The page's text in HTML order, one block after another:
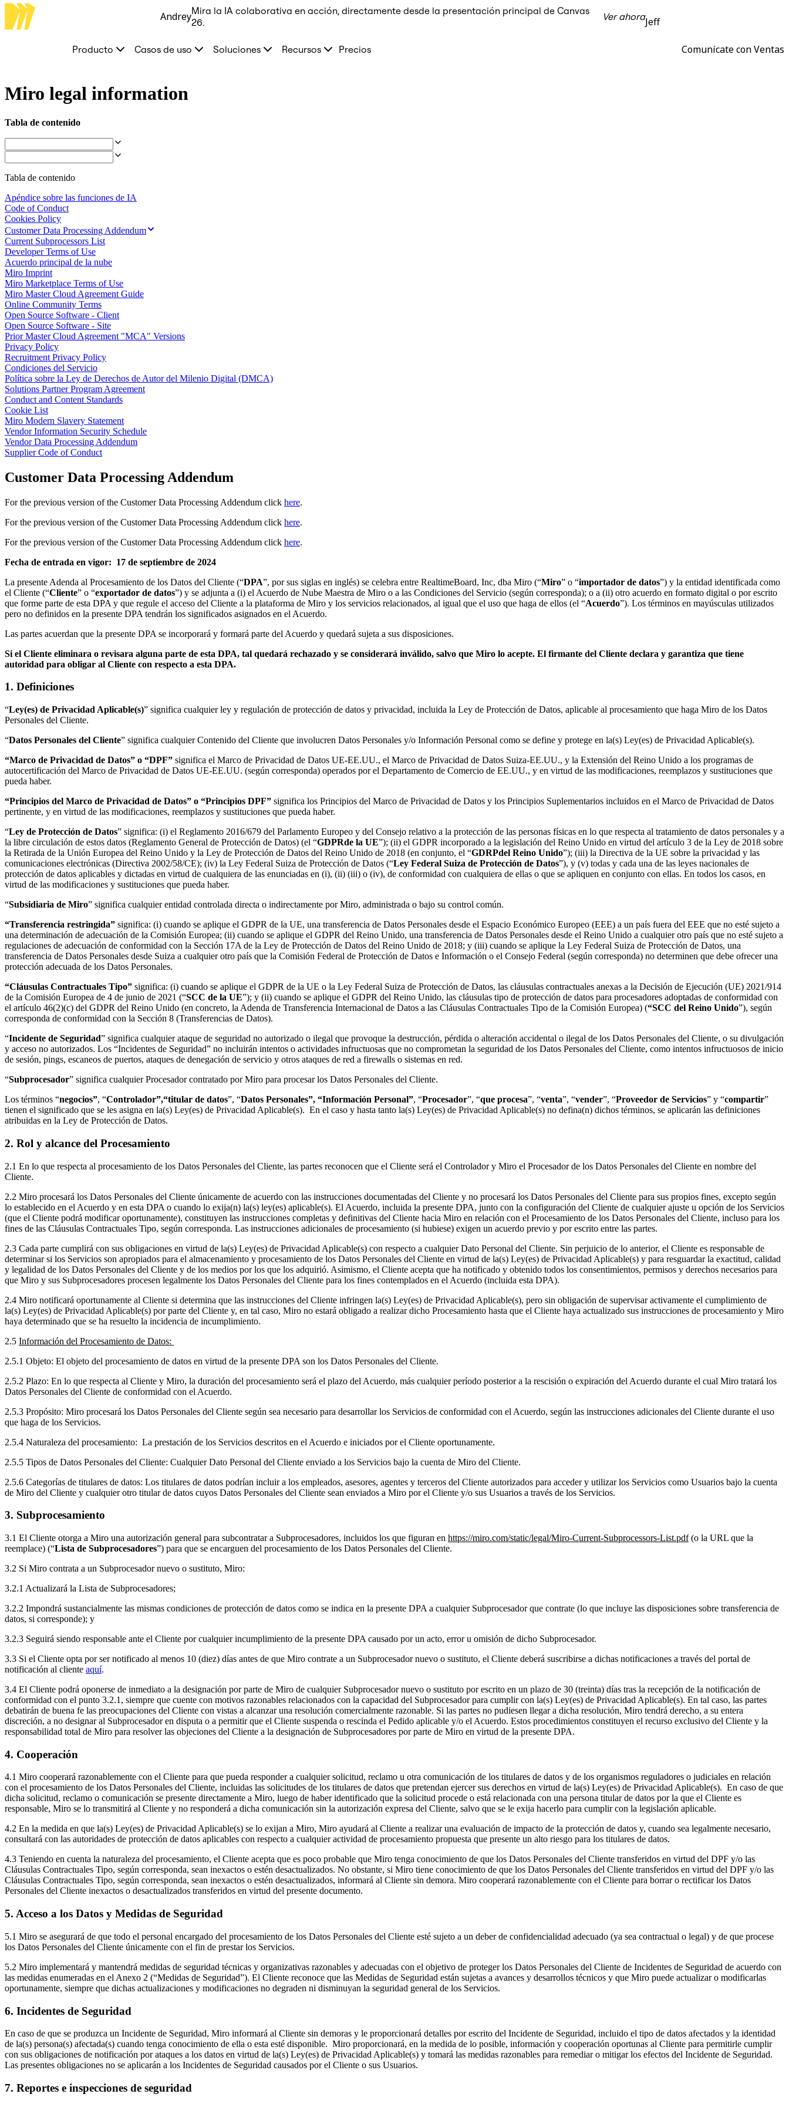
Producto
Flujos
Descripción general de IA
AI Workflows
Servidor MCP
Planes de acción
Integraciones
Seguridad
Plataforma para desarrolladores
Formatos
Pizarra
Diagramas
Kanban
Cronogramas
Tablas
Documentos
Diapositivas
Casos de uso
Destacados
Explora los manuales de IA
General
Diagramas
Talleres
Lluvia de ideas
Mapas mentales
Diagramas de flujo
Especializados
Creación de roadmaps
Mapeo de procesos
Prototipos y wireframes
Mapas de recorrido del cliente
Miro Design Workshops
Planificación de objetivos
Soluciones
Por segmento empresarial
Enterprise
Pequeña empresa
Startups
Por sector
Digital
Servicios profesionales
Fabricación
Comercio minorista
Servicios financieros
Ciencias de la vida y farmacéutica
Ingeniería
Liderazgo y operaciones de producto
Operaciones
Marketing
Por iniciativa estratégica
Sistema operativo de producto
Experiencia digital del empleado
Experiencia del cliente y diseño de servicios
Recursos
Aprendizaje
Historias de clientes
Academia
Webinarios
Reforge Learning
Centro de Ayuda
Comunidad
Blog
Socios y servicios
Servicios profesionales de Miro
Socios de soluciones
AndreyMira la IA colaborativa en acción, directamente desde la presentación principal de Canvas
26.
Ver ahoraJeff
Producto Casos de uso Soluciones Recursos Precios Comunícate con Ventas
Miro legal information
Tabla de contenido
Tabla de contenido
Apéndice sobre las funciones de IA
Code of Conduct
Cookies Policy
Customer Data Processing Addendum
Current Subprocessors List
Developer Terms of Use
Acuerdo principal de la nube
Miro Imprint
Miro Marketplace Terms of Use
Miro Master Cloud Agreement Guide
Online Community Terms
Open Source Software - Client
Open Source Software - Site
Prior Master Cloud Agreement "MCA" Versions
Privacy Policy
Recruitment Privacy Policy
Condiciones del Servicio
Política sobre la Ley de Derechos de Autor del Milenio Digital (DMCA)
Solutions Partner Program Agreement
Conduct and Content Standards
Cookie List
Miro Modern Slavery Statement
Vendor Information Security Schedule
Vendor Data Processing Addendum
Supplier Code of Conduct
Customer Data Processing Addendum
For the previous version of the Customer Data Processing Addendum click here.
For the previous version of the Customer Data Processing Addendum click here.
For the previous version of the Customer Data Processing Addendum click here.
Fecha de entrada en vigor: 17 de septiembre de 2024
La presente Adenda al Procesamiento de los Datos del Cliente (“DPA”, por sus siglas en inglés) se celebra entre RealtimeBoard, Inc, dba Miro (“Miro” o “importador de datos”) y la entidad identificada como
el Cliente (“Cliente” o “exportador de datos”) y se adjunta a (i) el Acuerdo de Nube Maestra de Miro o a las Condiciones del Servicio (según corresponda); o a (ii) otro acuerdo en formato digital o por escrito
que forme parte de esta DPA y que regule el acceso del Cliente a la plataforma de Miro y los servicios relacionados, al igual que el uso que haga de ellos (el “Acuerdo”). Los términos en mayúsculas utilizados
pero no definidos en la presente DPA tendrán los significados asignados en el Acuerdo.
Las partes acuerdan que la presente DPA se incorporará y formará parte del Acuerdo y quedará sujeta a sus disposiciones.
Si el Cliente eliminara o revisara alguna parte de esta DPA, tal quedará rechazado y se considerará inválido, salvo que Miro lo acepte. El firmante del Cliente declara y garantiza que tiene
autoridad para obligar al Cliente con respecto a esta DPA.
1. Definiciones
“Ley(es) de Privacidad Aplicable(s)” significa cualquier ley y regulación de protección de datos y privacidad, incluida la Ley de Protección de Datos, aplicable al procesamiento que haga Miro de los Datos
Personales del Cliente.
“Datos Personales del Cliente” significa cualquier Contenido del Cliente que involucren Datos Personales y/o Información Personal como se define y protege en la(s) Ley(es) de Privacidad Aplicable(s).
“Marco de Privacidad de Datos” o “DPF” significa el Marco de Privacidad de Datos UE-EE.UU., el Marco de Privacidad de Datos Suiza-EE.UU., y la Extensión del Reino Unido a los programas de
autocertificación del Marco de Privacidad de Datos UE-EE.UU. (según corresponda) operados por el Departamento de Comercio de EE.UU., y en virtud de las modificaciones, reemplazos y sustituciones que
pueda haber.
“Principios del Marco de Privacidad de Datos” o “Principios DPF” significa los Principios del Marco de Privacidad de Datos y los Principios Suplementarios incluidos en el Marco de Privacidad de Datos
pertinente, y en virtud de las modificaciones, reemplazos y sustituciones que pueda haber.
“Ley de Protección de Datos” significa: (i) el Reglamento 2016/679 del Parlamento Europeo y del Consejo relativo a la protección de las personas físicas en lo que respecta al tratamiento de datos personales y a
la libre circulación de estos datos (Reglamento General de Protección de Datos) (el “GDPRde la UE”); (ii) el GDPR incorporado a la legislación del Reino Unido en virtud del artículo 3 de la Ley de 2018 sobre
la Retirada de la Unión Europea del Reino Unido y la Ley de Protección de Datos del Reino Unido de 2018 (en conjunto, el “GDRPdel Reino Unido”); (iii) la Directiva de la UE sobre la privacidad y las
comunicaciones electrónicas (Directiva 2002/58/CE); (iv) la Ley Federal Suiza de Protección de Datos (“Ley Federal Suiza de Protección de Datos”), y (v) todas y cada una de las leyes nacionales de
protección de datos aplicables y dictadas en virtud de cualquiera de las enunciadas en (i), (ii) (iii) o (iv), de conformidad con cualquiera de ellas o que se apliquen en conjunto con ellas. En todos los casos, en
virtud de las modificaciones y sustituciones que pueda haber.
“Subsidiaria de Miro” significa cualquier entidad controlada directa o indirectamente por Miro, administrada o bajo su control común.
“Transferencia restringida” significa: (i) cuando se aplique el GDPR de la UE, una transferencia de Datos Personales desde el Espacio Económico Europeo (EEE) a un país fuera del EEE que no esté sujeto a
una determinación de adecuación de la Comisión Europea; (ii) cuando se aplique el GDPR del Reino Unido, una transferencia de Datos Personales desde el Reino Unido a cualquier otro país que no esté sujeto a
regulaciones de adecuación de conformidad con la Sección 17A de la Ley de Protección de Datos del Reino Unido de 2018; y (iii) cuando se aplique la Ley Federal Suiza de Protección de Datos, una
transferencia de Datos Personales desde Suiza a cualquier otro país que la Comisión Federal de Protección de Datos e Información o el Consejo Federal (según corresponda) no determinen que debe ofrecer una
protección adecuada de los Datos Personales.
“Cláusulas Contractuales Tipo” significa: (i) cuando se aplique el GDPR de la UE o la Ley Federal Suiza de Protección de Datos, las cláusulas contractuales anexas a la Decisión de Ejecución (UE) 2021/914
de la Comisión Europea de 4 de junio de 2021 (“SCC de la UE”); y (ii) cuando se aplique el GDPR del Reino Unido, las cláusulas tipo de protección de datos para procesadores adoptadas de conformidad con
el artículo 46(2)(c) del GDPR del Reino Unido (en concreto, la Adenda de Transferencia Internacional de Datos a las Cláusulas Contractuales Tipo de la Comisión Europea) (“SCC del Reino Unido”), según
corresponda de conformidad con la Sección 8 (Transferencias de Datos).
“Incidente de Seguridad” significa cualquier ataque de seguridad no autorizado o ilegal que provoque la destrucción, pérdida o alteración accidental o ilegal de los Datos Personales del Cliente, o su divulgación
y acceso no autorizados. Los “Incidentes de Seguridad” no incluirán intentos o actividades infructuosas que no comprometan la seguridad de los Datos Personales del Cliente, como intentos infructuosos de inicio
de sesión, pings, escaneos de puertos, ataques de denegación de servicio y otros ataques de red a firewalls o sistemas en red.
“Subprocesador” significa cualquier Procesador contratado por Miro para procesar los Datos Personales del Cliente.
Los términos “negocios”, “Controlador”,“titular de datos”, “Datos Personales”, “Información Personal”, “Procesador”, “que procesa”, “venta”, “vender”, “Proveedor de Servicios” y “compartir”
tienen el significado que se les asigna en la(s) Ley(es) de Privacidad Aplicable(s). En el caso y hasta tanto la(s) Ley(es) de Privacidad Aplicable(s) no defina(n) dichos términos, se aplicarán las definiciones
atribuidas en la Ley de Protección de Datos.
2. Rol y alcance del Procesamiento
2.1 En lo que respecta al procesamiento de los Datos Personales del Cliente, las partes reconocen que el Cliente será el Controlador y Miro el Procesador de los Datos Personales del Cliente en nombre del
Cliente.
2.2 Miro procesará los Datos Personales del Cliente únicamente de acuerdo con las instrucciones documentadas del Cliente y no procesará los Datos Personales del Cliente para sus propios fines, excepto según
lo establecido en el Acuerdo y en esta DPA o cuando lo exija(n) la(s) ley(es) aplicable(s). El Acuerdo, incluida la presente DPA, junto con la configuración del Cliente de cualquier ajuste u opción de los Servicios
(que el Cliente podrá modificar oportunamente), constituyen las instrucciones completas y definitivas del Cliente hacia Miro en relación con el Procesamiento de los Datos Personales del Cliente, incluso para los
fines de las Cláusulas Contractuales Tipo, según corresponda. Las instrucciones adicionales de procesamiento (si hubiese) exigen un acuerdo previo y por escrito entre las partes.
2.3 Cada parte cumplirá con sus obligaciones en virtud de la(s) Ley(es) de Privacidad Aplicable(s) con respecto a cualquier Dato Personal del Cliente. Sin perjuicio de lo anterior, el Cliente es responsable de
determinar si los Servicios son apropiados para el almacenamiento y procesamiento de los Datos Personales del Cliente en virtud de la(s) Ley(es) de Privacidad Aplicable(s) y para resguardar la exactitud, calidad
y legalidad de los Datos Personales del Cliente y de los medios por los que los adquirió. Asimismo, el Cliente acepta que ha notificado y obtenido todos los consentimientos, permisos y derechos necesarios para
que Miro y sus Subprocesadores procesen legalmente los Datos Personales del Cliente para los fines contemplados en el Acuerdo (incluida esta DPA).
2.4 Miro notificará oportunamente al Cliente si determina que las instrucciones del Cliente infringen la(s) Ley(es) de Privacidad Aplicable(s), pero sin obligación de supervisar activamente el cumplimiento de
la(s) Ley(es) de Privacidad Aplicable(s) por parte del Cliente y, en tal caso, Miro no estará obligado a realizar dicho Procesamiento hasta que el Cliente haya actualizado sus instrucciones de procesamiento y Miro
haya determinado que se ha resuelto la incidencia de incumplimiento.
2.5 Información del Procesamiento de Datos:
2.5.1 Objeto: El objeto del procesamiento de datos en virtud de la presente DPA son los Datos Personales del Cliente.
2.5.2 Plazo: En lo que respecta al Cliente y Miro, la duración del procesamiento será el plazo del Acuerdo, más cualquier período posterior a la rescisión o expiración del Acuerdo durante el cual Miro tratará los
Datos Personales del Cliente de conformidad con el Acuerdo.
2.5.3 Propósito: Miro procesará los Datos Personales del Cliente según sea necesario para desarrollar los Servicios de conformidad con el Acuerdo, según las instrucciones adicionales del Cliente durante el uso
que haga de los Servicios.
2.5.4 Naturaleza del procesamiento: La prestación de los Servicios descritos en el Acuerdo e iniciados por el Cliente oportunamente.
2.5.5 Tipos de Datos Personales del Cliente: Cualquier Dato Personal del Cliente enviado a los Servicios bajo la cuenta de Miro del Cliente.
2.5.6 Categorías de titulares de datos: Los titulares de datos podrían incluir a los empleados, asesores, agentes y terceros del Cliente autorizados para acceder y utilizar los Servicios como Usuarios bajo la cuenta
de Miro del Cliente y cualquier otro titular de datos cuyos Datos Personales del Cliente sean enviados a Miro por el Cliente y/o sus Usuarios a través de los Servicios.
3. Subprocesamiento
3.1 El Cliente otorga a Miro una autorización general para subcontratar a Subprocesadores, incluidos los que figuran en https://miro.com/static/legal/Miro-Current-Subprocessors-List.pdf(o la URL que la
reemplace) (“Lista de Subprocesadores”) para que se encarguen del procesamiento de los Datos Personales del Cliente.
3.2 Si Miro contrata a un Subprocesador nuevo o sustituto, Miro:
3.2.1 Actualizará la Lista de Subprocesadores;
3.2.2 Impondrá sustancialmente las mismas condiciones de protección de datos como se indica en la presente DPA a cualquier Subprocesador que contrate (lo que incluye las disposiciones sobre transferencia de
datos, si corresponde); y
3.2.3 Seguirá siendo responsable ante el Cliente por cualquier incumplimiento de la presente DPA causado por un acto, error u omisión de dicho Subprocesador.
3.3 Si el Cliente opta por ser notificado al menos 10 (diez) días antes de que Miro contrate a un Subprocesador nuevo o sustituto, el Cliente deberá suscribirse a dichas notificaciones a través del portal de
notificación al cliente aquí.
3.4 El Cliente podrá oponerse de inmediato a la designación por parte de Miro de cualquier Subprocesador nuevo o sustituto por escrito en un plazo de 30 (treinta) días tras la recepción de la notificación de
conformidad con el punto 3.2.1, siempre que cuente con motivos razonables relacionados con la capacidad del Subprocesador para cumplir con la(s) Ley(es) de Privacidad Aplicable(s). En tal caso, las partes
debatirán de buena fe las preocupaciones del Cliente con vistas a alcanzar una resolución comercialmente razonable. Si las partes no pudiesen llegar a dicha resolución, Miro tendrá derecho, a su entera
discreción, a no designar al Subprocesador en disputa o a permitir que el Cliente suspenda o rescinda el Pedido aplicable y/o el Acuerdo. Estos procedimientos constituyen el recurso exclusivo del Cliente y la
responsabilidad total de Miro para resolver las objeciones del Cliente a la designación de Subprocesadores por parte de Miro en virtud de la presente DPA.
4. Cooperación
4.1 Miro cooperará razonablemente con el Cliente para que pueda responder a cualquier solicitud, reclamo u otra comunicación de los titulares de datos y de los organismos reguladores o judiciales en relación
con el procesamiento de los Datos Personales del Cliente, incluidas las solicitudes de los titulares de datos que pretendan ejercer sus derechos en virtud de la(s) Ley(es) de Privacidad Aplicable(s). En caso de que
dicha solicitud, reclamo o comunicación se presente directamente a Miro, luego de haber identificado que la solicitud procede o está relacionada con una persona titular de datos por la que el Cliente es
responsable, Miro se lo transmitirá al Cliente y no responderá a dicha comunicación sin la autorización expresa del Cliente, salvo que se le exija hacerlo para cumplir con la legislación aplicable.
4.2 En la medida en que la(s) Ley(es) de Privacidad Aplicable(s) se lo exijan a Miro, Miro ayudará al Cliente a realizar una evaluación de impacto de la protección de datos y, cuando sea legalmente necesario,
consultará con las autoridades de protección de datos aplicables con respecto a cualquier actividad de procesamiento propuesta que presente un alto riesgo para los titulares de datos.
4.3 Teniendo en cuenta la naturaleza del procesamiento, el Cliente acepta que es poco probable que Miro tenga conocimiento de que los Datos Personales del Cliente transferidos en virtud del DPF y/o las
Cláusulas Contractuales Tipo, según corresponda, sean inexactos o estén desactualizados. No obstante, si Miro tiene conocimiento de que los Datos Personales del Cliente transferidos en virtud del DPF y/o las
Cláusulas Contractuales Tipo, según corresponda, sean inexactos o estén desactualizados, informará al Cliente sin demora. Miro cooperará razonablemente con el Cliente para borrar o rectificar los Datos
Personales del Cliente inexactos o desactualizados transferidos en virtud del presente documento.
5. Acceso a los Datos y Medidas de Seguridad
5.1 Miro se asegurará de que todo el personal encargado del procesamiento de los Datos Personales del Cliente esté sujeto a un deber de confidencialidad adecuado (ya sea contractual o legal) y de que procese
los Datos Personales del Cliente únicamente con el fin de prestar los Servicios.
5.2 Miro implementará y mantendrá medidas de seguridad técnicas y organizativas razonables y adecuadas con el objetivo de proteger los Datos Personales del Cliente de Incidentes de Seguridad de acuerdo con
las medidas enumeradas en el Anexo 2 (“Medidas de Seguridad”). El Cliente reconoce que las Medidas de Seguridad están sujetas a avances y desarrollos técnicos y que Miro puede actualizar o modificarlas
oportunamente, siempre que dichas actualizaciones y modificaciones no degraden ni disminuyan la seguridad general de los Servicios.
6. Incidentes de Seguridad
En caso de que se produzca un Incidente de Seguridad, Miro informará al Cliente sin demoras y le proporcionará detalles por escrito del Incidente de Seguridad, incluido el tipo de datos afectados y la identidad
de la(s) persona(s) afectada(s) cuando tenga conocimiento de ella o esta esté disponible. Miro proporcionará, en la medida de lo posible, información y cooperación oportunas al Cliente para permitirle cumplir
con sus obligaciones de notificación por ataques a los datos en virtud de la(s) Ley(es) de Privacidad Aplicable(s) y tomará las medidas razonables para remediar o mitigar los efectos del Incidente de Seguridad.
Las presentes obligaciones no se aplicarán a los Incidentes de Seguridad causados por el Cliente o sus Usuarios.
7. Reportes e inspecciones de seguridad